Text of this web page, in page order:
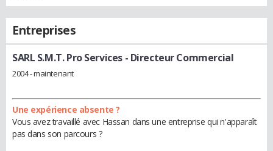
Entreprises
SARL S.M.T. Pro Services- Directeur Commercial
2004 - maintenant
Une expérience absente ?
Vous avez travaillé avec Hassan dans une entreprise qui n'apparaît
pas dans son parcours ?